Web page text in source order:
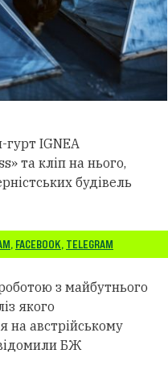
IGNEA
та кліп на нього,
будівель
, FACEBOOK, TELEGRAM
з майбутнього
якого
на австрійському
БЖ